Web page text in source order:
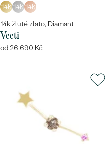
14k 14k 14k
14k žluté zlato, Diamant
Veeti
od 26 690 Kč